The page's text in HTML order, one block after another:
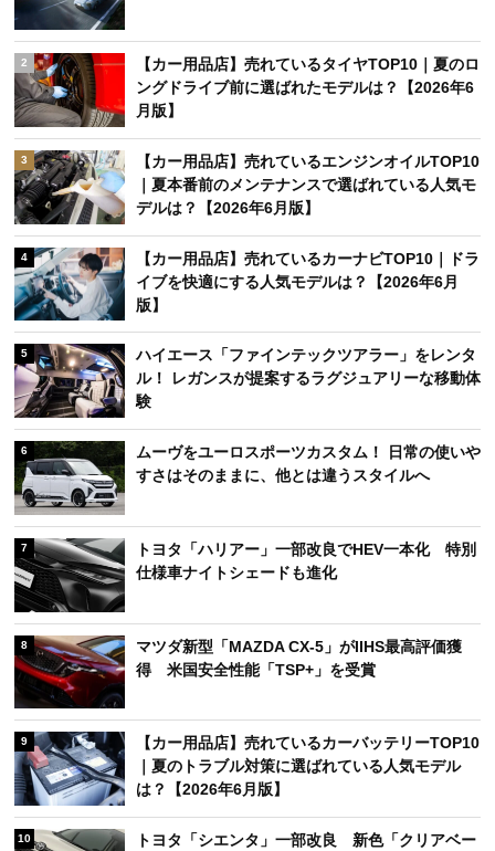
2
【カー用品店】売れているタイヤTOP10｜夏のロ
ングドライブ前に選ばれたモデルは？【2026年6
月版】
3
【カー用品店】売れているエンジンオイルTOP10
｜夏本番前のメンテナンスで選ばれている人気モ
デルは？【2026年6月版】
4
【カー用品店】売れているカーナビTOP10｜ドラ
イブを快適にする人気モデルは？【2026年6月
版】
5
ハイエース「ファインテックツアラー」をレンタ
ル！ レガンスが提案するラグジュアリーな移動体
験
6
ムーヴをユーロスポーツカスタム！ 日常の使いや
すさはそのままに、他とは違うスタイルへ
7
トヨタ「ハリアー」一部改良でHEV一本化 特別
仕様車ナイトシェードも進化
8
マツダ新型「MAZDA CX-5」がIIHS最高評価獲
得 米国安全性能「TSP+」を受賞
9
【カー用品店】売れているカーバッテリーTOP10
｜夏のトラブル対策に選ばれている人気モデル
は？【2026年6月版】
10
トヨタ「シエンタ」一部改良 新色「クリアベー